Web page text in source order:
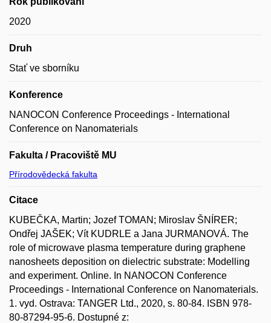
2020
Druh
Stať ve sborníku
Konference
NANOCON Conference Proceedings - International
Conference on Nanomaterials
Fakulta / Pracoviště MU
Přírodovědecká fakulta
Citace
KUBEČKA, Martin; Jozef TOMAN; Miroslav ŠNÍRER;
Ondřej JAŠEK; Vít KUDRLE a Jana JURMANOVÁ. The
role of microwave plasma temperature during graphene
nanosheets deposition on dielectric substrate: Modelling
and experiment. Online. In NANOCON Conference
Proceedings - International Conference on Nanomaterials.
1. vyd. Ostrava: TANGER Ltd., 2020, s. 80-84. ISBN 978-
80-87294-95-6. Dostupné z: